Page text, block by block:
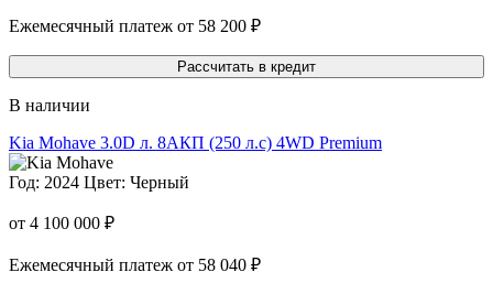
Ежемесячный платеж от 58 200 ₽
Рассчитать в кредит
В наличии
Kia Mohave 3.0D л. 8AКП (250 л.с) 4WD Premium
Год: 2024 Цвет: Черный
от 4 100 000 ₽
Ежемесячный платеж от 58 040 ₽